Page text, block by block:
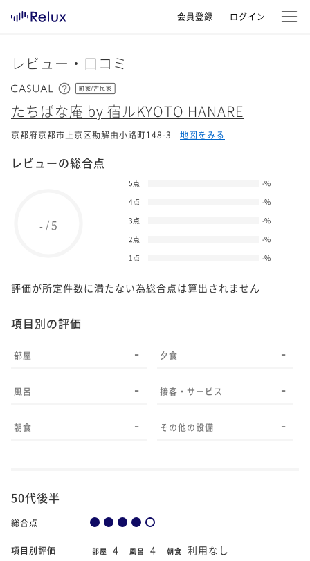
会員登録 ログイン
レビュー・口コミ
町家/古民家
たちばな庵 by 宿ルKYOTO HANARE
京都府京都市上京区勘解由小路町148-3 地図をみる
レビューの総合点
- /5
5点 -%
4点
-%
3点
-%
2点
-%
1点
-%
評価が所定件数に満たない為総合点は算出されません
項目別の評価
部屋 -
風呂 -
朝食 -
夕食 -
接客・サービス -
その他の設備 -
50代後半
総合点
項目別評価 部屋 4 風呂 4 朝食 利用なし